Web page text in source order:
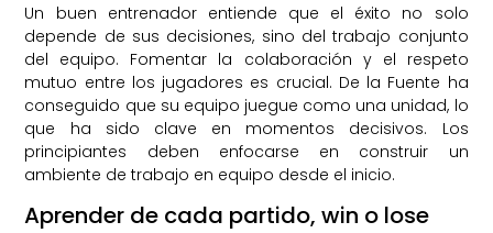
Un buen entrenador entiende que el éxito no solo
depende de sus decisiones, sino del trabajo conjunto
del equipo. Fomentar la colaboración y el respeto
mutuo entre los jugadores es crucial. De la Fuente ha
conseguido que su equipo juegue como una unidad, lo
que ha sido clave en momentos decisivos. Los
principiantes deben enfocarse en construir un
ambiente de trabajo en equipo desde el inicio.
Aprender de cada partido, win o lose